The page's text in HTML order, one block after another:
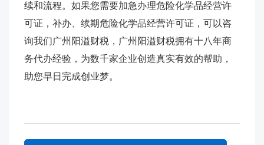
续和流程。如果您需要加急办理危险化学品经营许
可证，补办、续期危险化学品经营许可证，可以咨
询我们广州阳溢财税，广州阳溢财税拥有十八年商
务代办经验，为数千家企业创造真实有效的帮助，
助您早日完成创业梦。